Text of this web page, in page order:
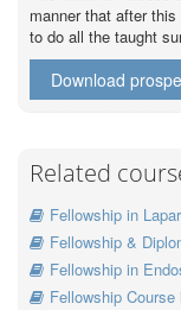
manner that after
to do all the taught
Download
Related
Fellowship in
Fellowship &
Fellowship in
Fellowship